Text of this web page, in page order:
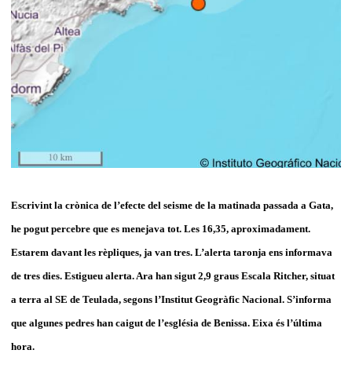
Escrivint la crònica de l’efecte del seisme de la matinada passada a Gata,
he pogut percebre que es menejava tot. Les 16,35, aproximadament.
Estarem davant les rèpliques, ja van tres. L’alerta taronja ens informava
de tres dies. Estigueu alerta. Ara han sigut 2,9 graus Escala Ritcher, situat
a terra al SE de Teulada, segons l’Institut Geogràfic Nacional. S’informa
que algunes pedres han caigut de l’església de Benissa. Eixa és l’última
hora.